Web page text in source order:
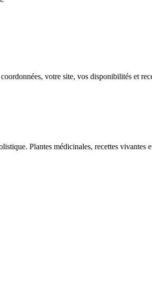
votre site, vos disponibilités et
Plantes médicinales, recettes vivantes